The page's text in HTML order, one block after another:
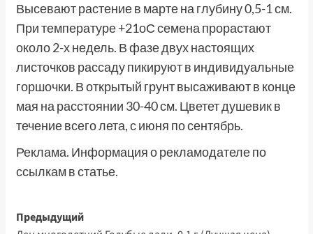
Высевают растение в марте на глубину 0,5-1 см.
При температуре +21оС семена прорастают
около 2-х недель. В фазе двух настоящих
листочков рассаду пикируют в индивидуальные
горшочки. В открытый грунт высаживают в конце
мая на расстоянии 30-40 см. Цветет душевик в
течение всего лета, с июня по сентябрь.
Реклама. Информация о рекламодателе по
ссылкам в статье.
Навигация
Предыдущий